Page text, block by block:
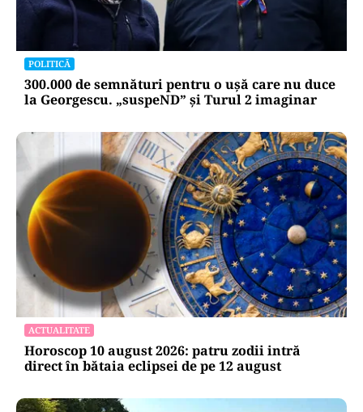
POLITICĂ
300.000 de semnături pentru o ușă care nu duce
la Georgescu. „suspeND” și Turul 2 imaginar
ACTUALITATE
Horoscop 10 august 2026: patru zodii intră
direct în bătaia eclipsei de pe 12 august